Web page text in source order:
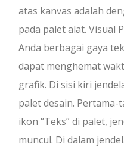
atas kanvas adalah
pada palet alat. Visual
Anda berbagai gaya
dapat menghemat
grafik. Di sisi kiri
palet desain.
ikon “Teks” di palet,
muncul. Di dalam